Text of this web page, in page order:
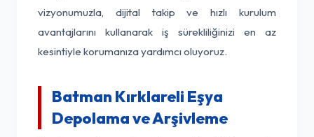
vizyonumuzla, dijital takip ve hızlı kurulum
avantajlarını kullanarak iş sürekliliğinizi en az
kesintiyle korumanıza yardımcı oluyoruz.
Batman Kırklareli Eşya
Depolama ve Arşivleme